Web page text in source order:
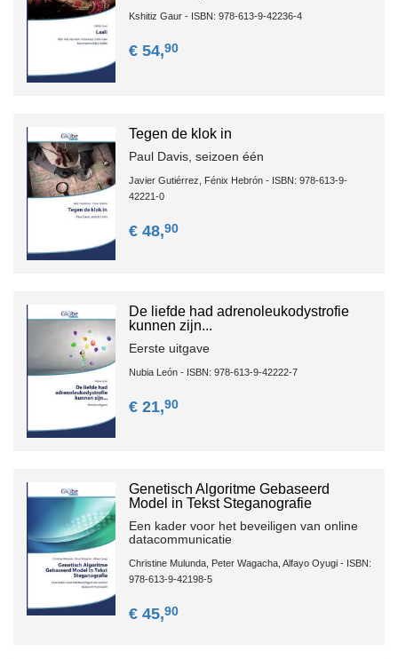
Kshitiz Gaur - ISBN: 978-613-9-42236-4
€ 54,90
Tegen de klok in
Paul Davis, seizoen één
Javier Gutiérrez, Fénix Hebrón - ISBN: 978-613-9-
42221-0
€ 48,90
De liefde had adrenoleukodystrofie
kunnen zijn...
Eerste uitgave
Nubia León - ISBN: 978-613-9-42222-7
€ 21,90
Genetisch Algoritme Gebaseerd
Model in Tekst Steganografie
Een kader voor het beveiligen van online
datacommunicatie
Christine Mulunda, Peter Wagacha, Alfayo Oyugi - ISBN:
978-613-9-42198-5
€ 45,90